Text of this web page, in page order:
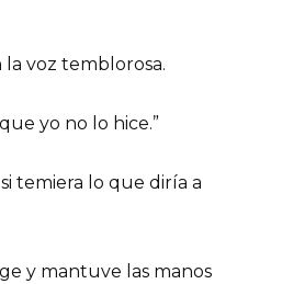
la voz temblorosa.
yo no lo hice.”
temiera lo que diría a
y mantuve las manos